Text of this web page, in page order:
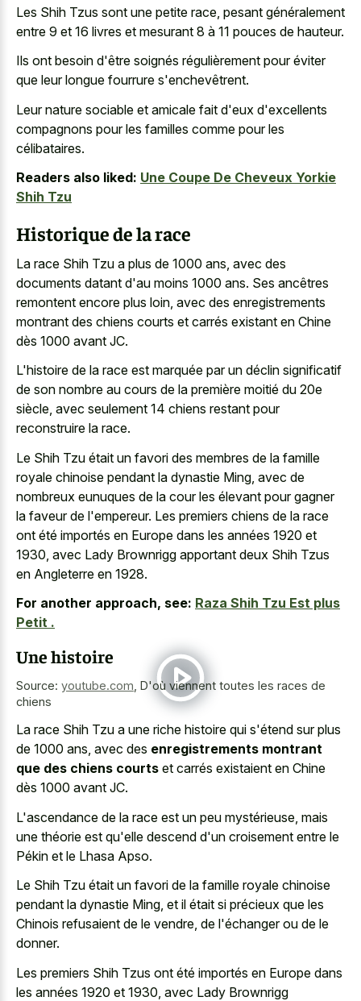
Les Shih Tzus sont une petite race, pesant généralement
entre 9 et 16 livres et mesurant 8 à 11 pouces de hauteur.
Ils ont besoin d'être soignés régulièrement pour éviter
que leur longue fourrure s'enchevêtrent.
Leur nature sociable et amicale fait d'eux d'excellents
compagnons pour les familles comme pour les
célibataires.
Readers also liked: Une Coupe De Cheveux Yorkie
Shih Tzu
Historique de la race
La race Shih Tzu a plus de 1000 ans, avec des
documents datant d'au moins 1000 ans. Ses ancêtres
remontent encore plus loin, avec des enregistrements
montrant des chiens courts et carrés existant en Chine
dès 1000 avant JC.
L'histoire de la race est marquée par un déclin significatif
de son nombre au cours de la première moitié du 20e
siècle, avec seulement 14 chiens restant pour
reconstruire la race.
Le Shih Tzu était un favori des membres de la famille
royale chinoise pendant la dynastie Ming, avec de
nombreux eunuques de la cour les élevant pour gagner
la faveur de l'empereur. Les premiers chiens de la race
ont été importés en Europe dans les années 1920 et
1930, avec Lady Brownrigg apportant deux Shih Tzus
en Angleterre en 1928.
For another approach, see: Raza Shih Tzu Est plus
Petit .
Une histoire
Source: youtube.com D'où viennent toutes les races de
chiens
La race Shih Tzu a une riche histoire qui s'étend sur plus
de 1000 ans, avec des enregistrements montrant
que des chiens courts et carrés existaient en Chine
dès 1000 avant JC.
L'ascendance de la race est un peu mystérieuse, mais
une théorie est qu'elle descend d'un croisement entre le
Pékin et le Lhasa Apso.
Le Shih Tzu était un favori de la famille royale chinoise
pendant la dynastie Ming, et il était si précieux que les
Chinois refusaient de le vendre, de l'échanger ou de le
donner.
Les premiers Shih Tzus ont été importés en Europe dans
les années 1920 et 1930, avec Lady Brownrigg